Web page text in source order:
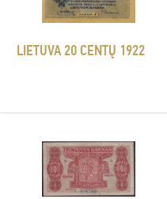
LIETUVA 20 CENTŲ 1922